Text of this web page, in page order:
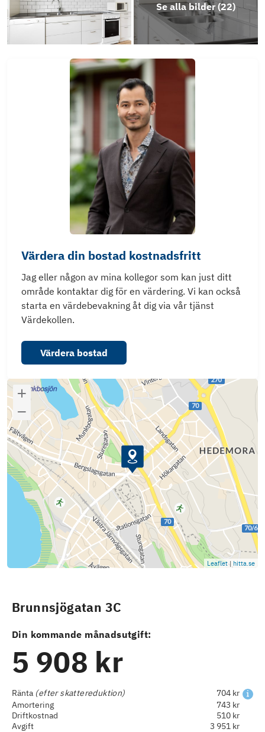
Se alla bilder (22)
Värdera din bostad kostnadsfritt
Jag eller någon av mina kollegor som kan just ditt
område kontaktar dig för en värdering. Vi kan också
starta en värdebevakning åt dig via vår tjänst
Värdekollen.
Värdera bostad
Leaflet | hitta.se
Brunnsjögatan 3C
Din kommande månadsutgift:
5 908 kr
Ränta (efter skattereduktion)
704 kr
Amortering
743 kr
Driftkostnad
510 kr
Avgift
3 951 kr